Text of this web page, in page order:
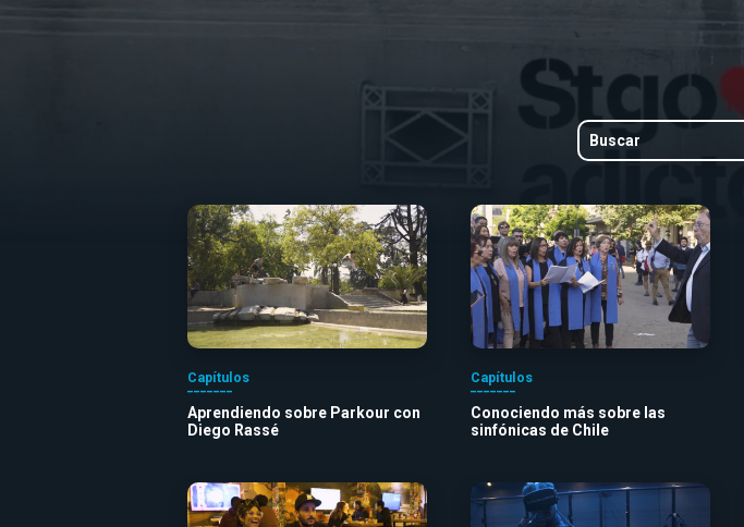
Capítulos
Aprendiendo sobre Parkour con
Diego Rassé
Capítulos
Conociendo más sobre las
sinfónicas de Chile